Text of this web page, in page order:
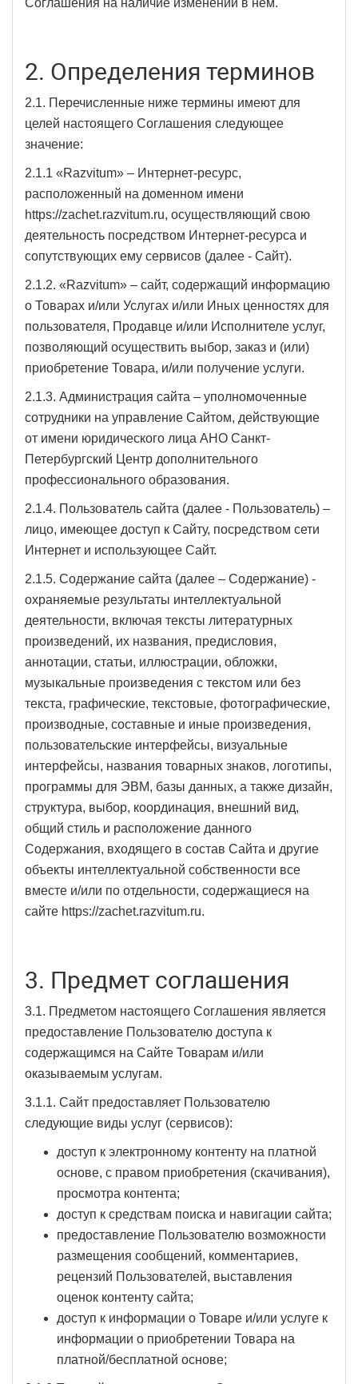
Соглашения на наличие изменений в нем.
2. Определения терминов
2.1. Перечисленные ниже термины имеют для
целей настоящего Соглашения следующее
значение:
2.1.1 «Razvitum» – Интернет-ресурс,
расположенный на доменном имени
https://zachet.razvitum.ru, осуществляющий свою
деятельность посредством Интернет-ресурса и
сопутствующих ему сервисов (далее - Сайт).
2.1.2. «Razvitum» – сайт, содержащий информацию
о Товарах и/или Услугах и/или Иных ценностях для
пользователя, Продавце и/или Исполнителе услуг,
позволяющий осуществить выбор, заказ и (или)
приобретение Товара, и/или получение услуги.
2.1.3. Администрация сайта – уполномоченные
сотрудники на управление Сайтом, действующие
от имени юридического лица АНО Санкт-
Петербургский Центр дополнительного
профессионального образования.
2.1.4. Пользователь сайта (далее - Пользователь) –
лицо, имеющее доступ к Сайту, посредством сети
Интернет и использующее Сайт.
2.1.5. Содержание сайта (далее – Содержание) -
охраняемые результаты интеллектуальной
деятельности, включая тексты литературных
произведений, их названия, предисловия,
аннотации, статьи, иллюстрации, обложки,
музыкальные произведения с текстом или без
текста, графические, текстовые, фотографические,
производные, составные и иные произведения,
пользовательские интерфейсы, визуальные
интерфейсы, названия товарных знаков, логотипы,
программы для ЭВМ, базы данных, а также дизайн,
структура, выбор, координация, внешний вид,
общий стиль и расположение данного
Содержания, входящего в состав Сайта и другие
объекты интеллектуальной собственности все
вместе и/или по отдельности, содержащиеся на
сайте https://zachet.razvitum.ru.
3. Предмет соглашения
3.1. Предметом настоящего Соглашения является
предоставление Пользователю доступа к
содержащимся на Сайте Товарам и/или
оказываемым услугам.
3.1.1. Сайт предоставляет Пользователю
следующие виды услуг (сервисов):
доступ к электронному контенту на платной
основе, с правом приобретения (скачивания),
просмотра контента;
доступ к средствам поиска и навигации сайта;
предоставление Пользователю возможности
размещения сообщений, комментариев,
рецензий Пользователей, выставления
оценок контенту сайта;
доступ к информации о Товаре и/или услуге к
информации о приобретении Товара на
платной/бесплатной основе;